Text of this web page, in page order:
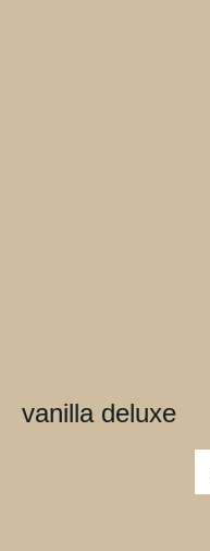
vanilla deluxe